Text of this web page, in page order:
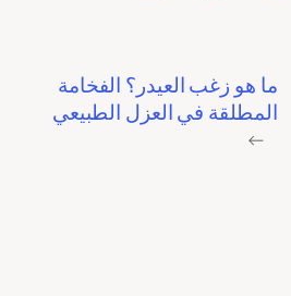
ما هو زغب العيدر؟ الفخامة
المطلقة في العزل الطبيعي